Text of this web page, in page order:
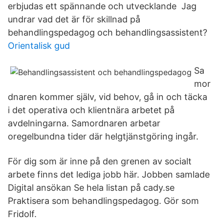
erbjudas ett spännande och utvecklande Jag
undrar vad det är för skillnad på
behandlingspedagog och behandlingsassistent?
Orientalisk gud
Sa
mor
dnaren kommer själv, vid behov, gå in och täcka
i det operativa och klientnära arbetet på
avdelningarna. Samordnaren arbetar
oregelbundna tider där helgtjänstgöring ingår.
För dig som är inne på den grenen av socialt
arbete finns det lediga jobb här. Jobben samlade
Digital ansökan Se hela listan på cady.se
Praktisera som behandlingspedagog. Gör som
Fridolf.